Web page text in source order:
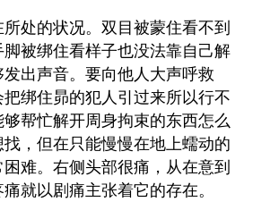
处的状况。双目被蒙住看不到
被绑住看样子也没法靠自己解
出声音。要向他人大声呼救
绑住昴的犯人引过来所以行不
帮忙解开周身拘束的东西怎么
，但在只能慢慢在地上蠕动的
难。右侧头部很痛，从在意到
就以剧痛主张着它的存在。